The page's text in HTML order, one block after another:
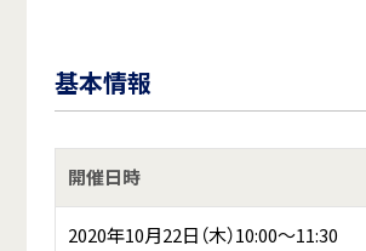
基本情報
開催日時
2020年10月22日（木）10:00～11:30